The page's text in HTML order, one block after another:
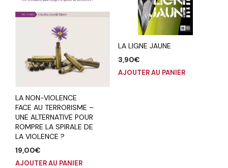
LA NON-VIOLENCE
FACE AU TERRORISME –
UNE ALTERNATIVE POUR
ROMPRE LA SPIRALE DE
LA VIOLENCE ?
19,00€
AJOUTER AU PANIER
LA LIGNE JAUNE
3,90€
AJOUTER AU PANIER